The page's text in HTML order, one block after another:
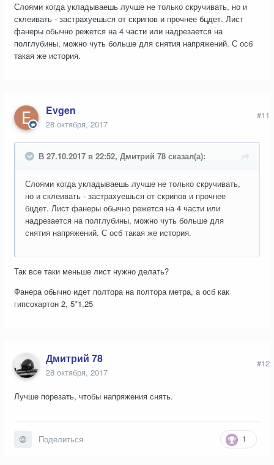
Слоями когда укладываешь лучше не только скручивать, но и
склеивать - застрахуешься от скрипов и прочнее бцдет. Лист
фанеры обычно режется на 4 части или надрезается на
полглубины, можно чуть больше для снятия напряжений. С осб
такая же история.
Evgen
28 октября, 2017
#11
В 27.10.2017 в 22:52, Дмитрий 78 сказал(а):
Слоями когда укладываешь лучше не только скручивать,
но и склеивать - застрахуешься от скрипов и прочнее
бцдет. Лист фанеры обычно режется на 4 части или
надрезается на полглубины, можно чуть больше для
снятия напряжений. С осб такая же история.
Так все таки меньше лист нужно делать?
Фанера обычно идет полтора на полтора метра, а осб как
гипсокартон 2, 5*1,25
Дмитрий 78
28 октября, 2017
#12
Лучше порезать, чтобы напряжения снять.
1
Поделиться